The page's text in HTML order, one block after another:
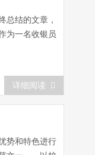
总结的文章，
为一名收银员
详细阅读
势和特色进行